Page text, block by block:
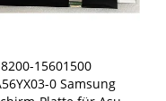
15601500
0 Samsung